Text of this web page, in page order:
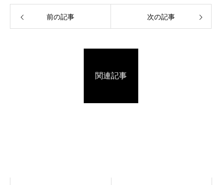
前の記事 次の記事
関連記事